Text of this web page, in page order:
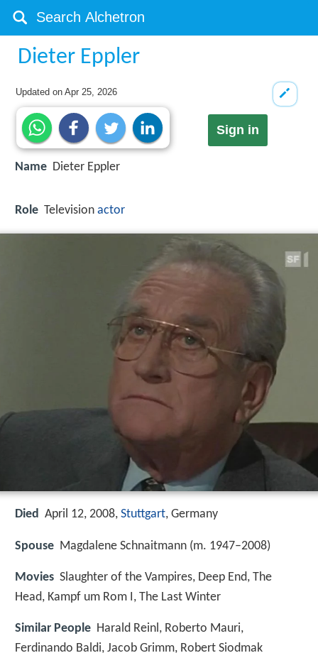
Dieter Eppler
Updated onApr 25, 2026
Sign in
Name Dieter Eppler
Role Television actor
Died April 12, 2008, Stuttgart, Germany
Spouse Magdalene Schnaitmann (m. 1947–2008)
Movies Slaughter of the Vampires, Deep End, The
Head, Kampf um Rom I, The Last Winter
Similar People Harald Reinl, Roberto Mauri,
Ferdinando Baldi, Jacob Grimm, Robert Siodmak